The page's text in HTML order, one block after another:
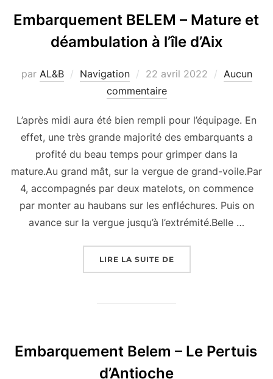
Embarquement BELEM – Mature et
déambulation à l’île d’Aix
par AL&B Navigation
Publié
le
22 avril 2022
Aucun
commentaire
L’après midi aura été bien rempli pour l’équipage. En
effet, une très grande majorité des embarquants a
profité du beau temps pour grimper dans la
mature.Au grand mât, sur la vergue de grand-voile.Par
4, accompagnés par deux matelots, on commence
par monter au haubans sur les enfléchures. Puis on
avance sur la vergue jusqu’à l’extrémité.Belle …
LIRE LA SUITE DE« EMBARQUEMENT
Embarquement Belem – Le Pertuis
d’Antioche